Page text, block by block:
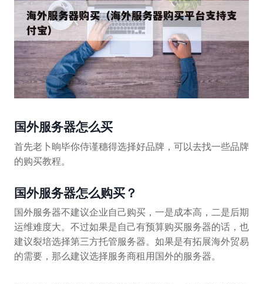
国外服务器怎么买
首先老卜晌毕你侍谨穗得选择好品牌，可以去找一些品牌
的购买教程。
国外服务器怎么购买？
国外服务器不建议企业自己购买，一是成本高，二是后期
运维难度大。不过如果是自己有预算购买服务器的话，也
建议裂培选择第三方托管服务器。如果是有拓展海外贸易
的需要，那么建议选择服务商租用国外的服务器。